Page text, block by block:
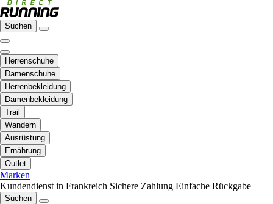
Suchen
Herrenschuhe
Damenschuhe
Herrenbekleidung
Damenbekleidung
Trail
Wandern
Ausrüstung
Ernährung
Outlet
Marken
Kundendienst in Frankreich Sichere Zahlung Einfache Rückgabe
Suchen